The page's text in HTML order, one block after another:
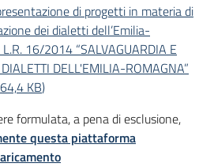
di progetti in materia di
dei dialetti dell’Emilia-
16/2014 “SALVAGUARDIA E
DELL'EMILIA-ROMAGNA”
KB)
formulata, a pena di esclusione,
questa piattaforma